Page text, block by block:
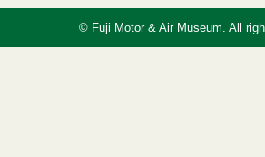
© Fuji Motor & Air Museum. All